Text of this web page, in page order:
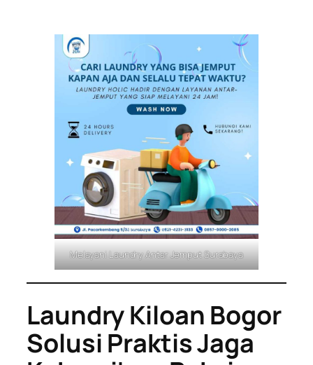
Melayani Laundry Antar Jemput Surabaya
Laundry Kiloan Bogor
Solusi Praktis Jaga